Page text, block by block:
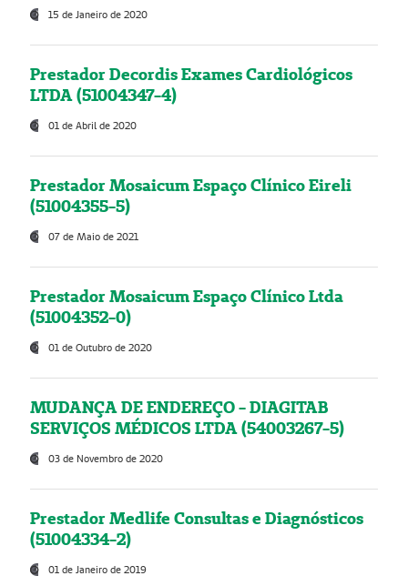
15 de Janeiro de 2020
Prestador Decordis Exames Cardiológicos
LTDA (51004347-4)
01 de Abril de 2020
Prestador Mosaicum Espaço Clínico Eireli
(51004355-5)
07 de Maio de 2021
Prestador Mosaicum Espaço Clínico Ltda
(51004352-0)
01 de Outubro de 2020
MUDANÇA DE ENDEREÇO - DIAGITAB
SERVIÇOS MÉDICOS LTDA (54003267-5)
03 de Novembro de 2020
Prestador Medlife Consultas e Diagnósticos
(51004334-2)
01 de Janeiro de 2019